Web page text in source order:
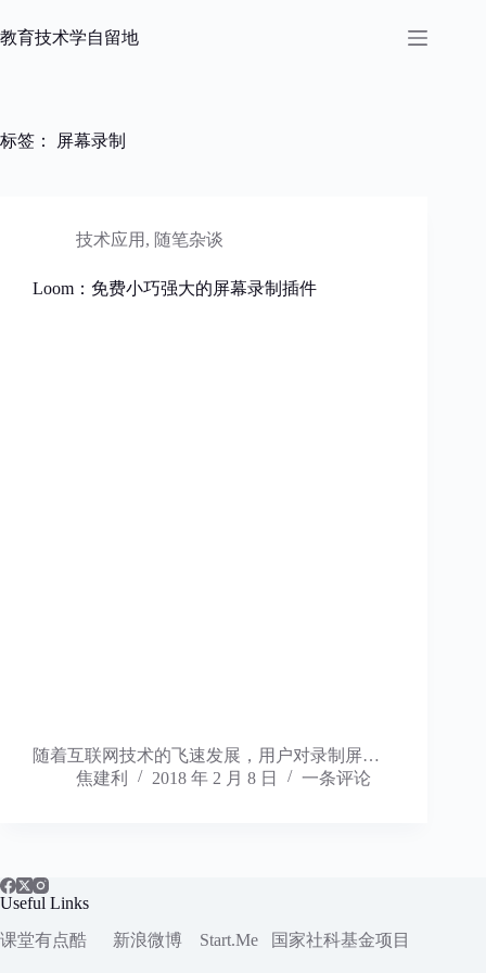
过
教育技术学自留地
标签： 屏幕录制
技术应用 , 随笔杂谈
Loom：免费小巧强大的屏幕录制插件
随着互联网技术的飞速发展，用户对录制屏…
焦建利
2018 年 2 月 8 日 一条评论
Useful Links
课堂有点酷
新浪微博 Start.Me 国家社科基金项目